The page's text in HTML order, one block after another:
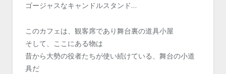
ゴージャスなキャンドルスタンド…
このカフェは、観客席であり舞台裏の道具小屋
そして、ここにある物は
昔から大勢の役者たちが使い続けている、舞台の小道
具だ